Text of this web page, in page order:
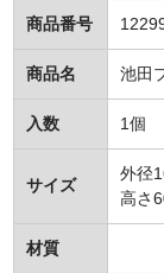
商品番号
商品名 池田
入数 1個
サイズ
外径
高さ
材質